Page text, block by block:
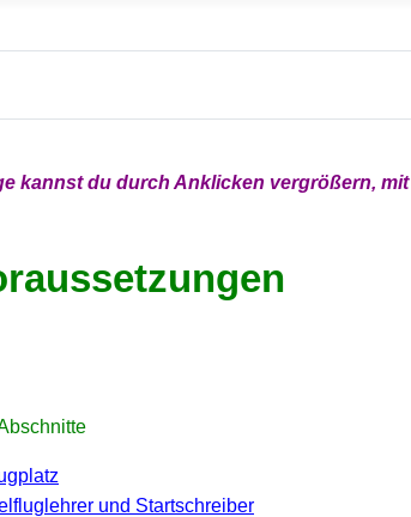
kannst du durch Anklicken vergrößern, mit
und Startschreiber